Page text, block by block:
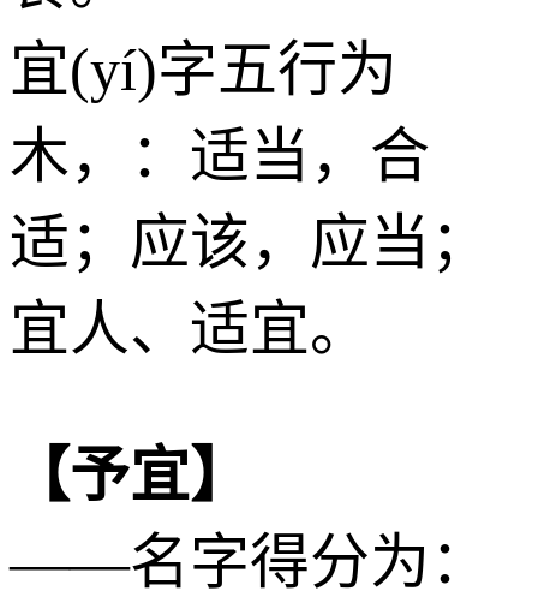
宜(yí)字五行为
木，：适当，合
适；应该，应当；
宜人、适宜。
【予宜】
——名字得分为：